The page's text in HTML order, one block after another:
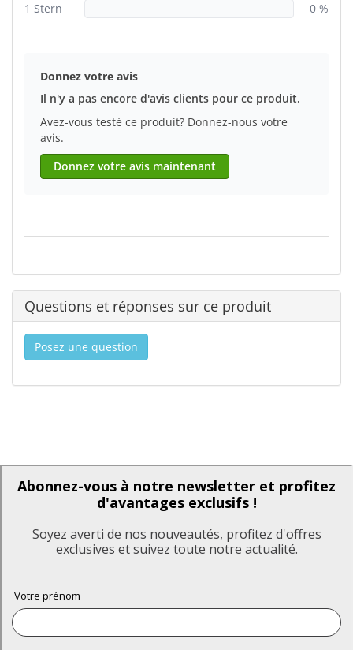
1 Stern
0 %
Donnez votre avis
Il n'y a pas encore d'avis clients pour ce produit.
Avez-vous testé ce produit? Donnez-nous votre
avis.
Donnez votre avis maintenant
Questions et réponses sur ce produit
Posez une question